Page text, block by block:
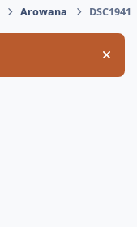
Arowana DSC1941
Hide